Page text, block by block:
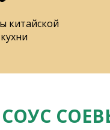
китайской
кухни
СОУС